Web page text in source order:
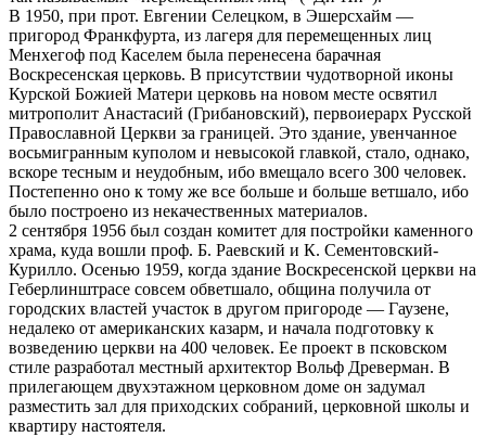
В 1950, при прот. Евгении Селецком, в Эшерсхайм —
пригород Франкфурта, из лагеря для перемещенных лиц
Менхегоф под Каселем была перенесена барачная
Воскресенская церковь. В присутствии чудотворной иконы
Курской Божией Матери церковь на новом месте освятил
митрополит Анастасий (Грибановский), первоиерарх Русской
Православной Церкви за границей. Это здание, увенчанное
восьмигранным куполом и невысокой главкой, стало, однако,
вскоре тесным и неудобным, ибо вмещало всего 300 человек.
Постепенно оно к тому же все больше и больше ветшало, ибо
было построено из некачественных материалов.
2 сентября 1956 был создан комитет для постройки каменного
храма, куда вошли проф. Б. Раевский и К. Сементовский-
Курилло. Осенью 1959, когда здание Воскресенской церкви на
Геберлинштрасе совсем обветшало, община получила от
городских властей участок в другом пригороде — Гаузене,
недалеко от американских казарм, и начала подготовку к
возведению церкви на 400 человек. Ее проект в псковском
стиле разработал местный архитектор Вольф Древерман. В
прилегающем двухэтажном церковном доме он задумал
разместить зал для приходских собраний, церковной школы и
квартиру настоятеля.